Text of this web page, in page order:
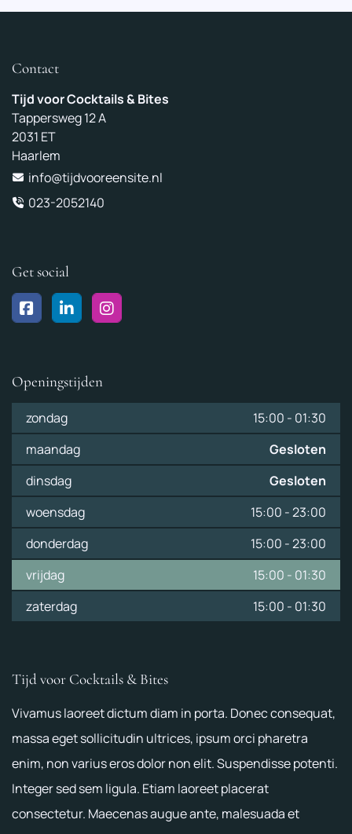
Contact
Tijd voor Cocktails & Bites
Tappersweg 12 A
2031 ET
Haarlem
info@tijdvooreensite.nl
023-2052140
Get social
Openingstijden
zondag 15:00 - 01:30
maandag
Gesloten
dinsdag
Gesloten
woensdag
15:00 -23:00
donderdag
15:00 -23:00
vrijdag
15:00 - 01:30
zaterdag
15:00 - 01:30
Tijd voor Cocktails & Bites
Vivamus laoreet dictum diam in porta. Donec consequat,
massa eget sollicitudin ultrices, ipsum orci pharetra
enim, non varius eros dolor non elit. Suspendisse potenti.
Integer sed sem ligula. Etiam laoreet placerat
consectetur. Maecenas augue ante, malesuada et